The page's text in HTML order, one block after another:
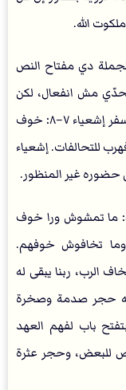
الله.
الجملة دي مفتاح النص
مش انفعال، لكن
إعلان محسوب. هنا يظهر التوتر الأساسي في سفر إشعياء ٧–٨: خوف
للتحالفات. إشعياء
حضوره غير المنظور.
ما تمشوش ورا خوف
تخافوش خوفهم.
الرب، ربنا يبقى له
له حجر صدمة وصخرة
باب لفهم العهد
للبعض، وحجر عثرة